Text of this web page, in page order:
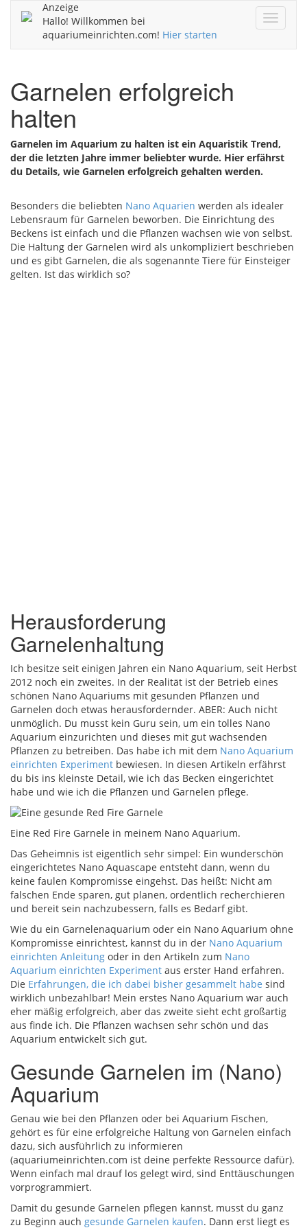
ein/aus
Anzeige
Hallo! Willkommen bei
aquariumeinrichten.com! Hier starten
Garnelen erfolgreich
halten
Garnelen im Aquarium zu halten ist ein Aquaristik Trend,
der die letzten Jahre immer beliebter wurde. Hier erfährst
du Details, wie Garnelen erfolgreich gehalten werden.
Besonders die beliebten Nano Aquarien werden als idealer
Lebensraum für Garnelen beworben. Die Einrichtung des
Beckens ist einfach und die Pflanzen wachsen wie von selbst.
Die Haltung der Garnelen wird als unkompliziert beschrieben
und es gibt Garnelen, die als sogenannte Tiere für Einsteiger
gelten. Ist das wirklich so?
Herausforderung
Garnelenhaltung
Ich besitze seit einigen Jahren ein Nano Aquarium, seit Herbst
2012 noch ein zweites. In der Realität ist der Betrieb eines
schönen Nano Aquariums mit gesunden Pflanzen und
Garnelen doch etwas herausfordernder. ABER: Auch nicht
unmöglich. Du musst kein Guru sein, um ein tolles Nano
Aquarium einzurichten und dieses mit gut wachsenden
Pflanzen zu betreiben. Das habe ich mit dem Nano Aquarium
einrichten Experiment bewiesen. In diesen Artikeln erfährst
du bis ins kleinste Detail, wie ich das Becken eingerichtet
habe und wie ich die Pflanzen und Garnelen pflege.
Eine Red Fire Garnele in meinem Nano Aquarium.
Das Geheimnis ist eigentlich sehr simpel: Ein wunderschön
eingerichtetes Nano Aquascape entsteht dann, wenn du
keine faulen Kompromisse eingehst. Das heißt: Nicht am
falschen Ende sparen, gut planen, ordentlich recherchieren
und bereit sein nachzubessern, falls es Bedarf gibt.
Wie du ein Garnelenaquarium oder ein Nano Aquarium ohne
Kompromisse einrichtest, kannst du in der Nano Aquarium
einrichten Anleitung oder in den Artikeln zum Nano
Aquarium einrichten Experiment aus erster Hand erfahren.
Die Erfahrungen, die ich dabei bisher gesammelt habe sind
wirklich unbezahlbar! Mein erstes Nano Aquarium war auch
eher mäßig erfolgreich, aber das zweite sieht echt großartig
aus finde ich. Die Pflanzen wachsen sehr schön und das
Aquarium entwickelt sich gut.
Gesunde Garnelen im (Nano)
Aquarium
Genau wie bei den Pflanzen oder bei Aquarium Fischen,
gehört es für eine erfolgreiche Haltung von Garnelen einfach
dazu, sich ausführlich zu informieren
(aquariumeinrichten.com ist deine perfekte Ressource dafür).
Wenn einfach mal drauf los gelegt wird, sind Enttäuschungen
vorprogrammiert.
Damit du gesunde Garnelen pflegen kannst, musst du ganz
zu Beginn auch gesunde Garnelen kaufen. Dann erst liegt es